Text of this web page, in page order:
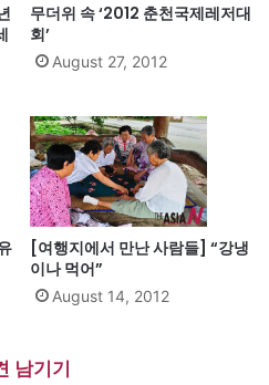
무더위 속 ‘2012 춘천국제레저대
회’
August 27, 2012
[여행지에서 만난 사람들] “강냉
이나 먹어”
August 14, 2012
남기기